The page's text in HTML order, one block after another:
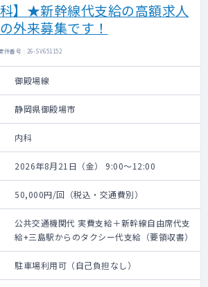
科】★新幹線代支給の高額求人
外来募集です！
件番号 : 26-SV651152
御殿場線
静岡県御殿場市
内科
2026年8月21日（金） 9:00～12:00
50,000円/回（税込・交通費別）
公共交通機関代 実費支給＋新幹線自由席代支
給+三島駅からのタクシー代支給（要領収書）
駐車場利用可（自己負担なし）